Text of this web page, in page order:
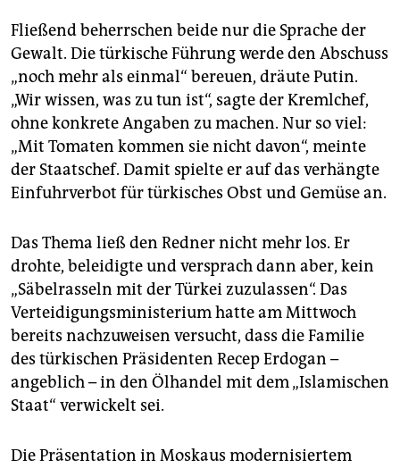
Fließend beherrschen beide nur die Sprache der
Gewalt. Die türkische Führung werde den Abschuss
„noch mehr als einmal“ bereuen, dräute Putin.
„Wir wissen, was zu tun ist“, sagte der Kremlchef,
ohne konkrete Angaben zu machen. Nur so viel:
„Mit Tomaten kommen sie nicht davon“, meinte
der Staatschef. Damit spielte er auf das verhängte
Einfuhrverbot für türkisches Obst und Gemüse an.
Das Thema ließ den Redner nicht mehr los. Er
drohte, beleidigte und versprach dann aber, kein
„Säbelrasseln mit der Türkei zuzulassen“. Das
Verteidigungsministerium hatte am Mittwoch
bereits nachzuweisen versucht, dass die Familie
des türkischen Präsidenten Recep Erdogan –
angeblich – in den Ölhandel mit dem „Islamischen
Staat“ verwickelt sei.
Die Präsentation in Moskaus modernisiertem